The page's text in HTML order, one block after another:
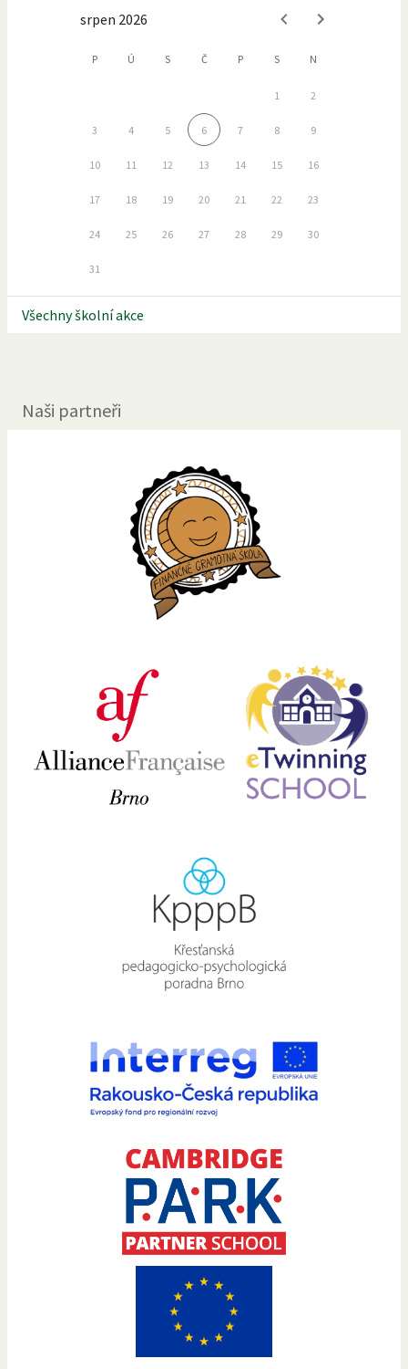
srpen 2026
P Ú S Č P S N
1 2
3 4 5 6 7 8 9
10 11 12 13 14 15 16
17 18 19 20 21 22 23
24 25 26 27 28 29 30
31
Všechny školní akce
Naši partneři